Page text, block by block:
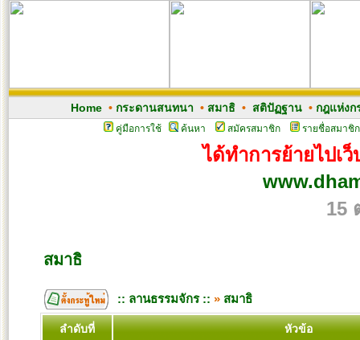
Home• กระดานสนทนา • สมาธิ• สติปัฏฐาน• กฎแห่งก
คู่มือการใช้ ค้นหา สมัครสมาชิก รายชื่อสมาชิก
ได้ทำการย้ายไปเ
15
สมาธิ
:: ลานธรรมจักร :: » สมาธิ
ลำดับที่ หัวข้อ